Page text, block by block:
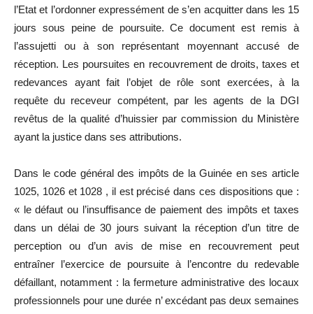
l’Etat et l’ordonner expressément de s’en acquitter dans les 15
jours sous peine de poursuite. Ce document est remis à
l’assujetti ou à son représentant moyennant accusé de
réception. Les poursuites en recouvrement de droits, taxes et
redevances ayant fait l’objet de rôle sont exercées, à la
requête du receveur compétent, par les agents de la DGI
revêtus de la qualité d’huissier par commission du Ministère
ayant la justice dans ses attributions.
Dans le code général des impôts de la Guinée en ses article
1025, 1026 et 1028 , il est précisé dans ces dispositions que :
« le défaut ou l’insuffisance de paiement des impôts et taxes
dans un délai de 30 jours suivant la réception d’un titre de
perception ou d’un avis de mise en recouvrement peut
entraîner l’exercice de poursuite à l’encontre du redevable
défaillant, notamment : la fermeture administrative des locaux
professionnels pour une durée n’ excédant pas deux semaines